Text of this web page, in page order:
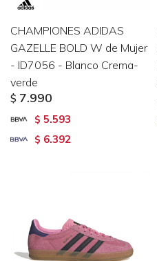
CHAMPIONES ADIDAS
GAZELLE BOLD W de Mujer
- ID7056 - Blanco Crema-
verde
$ 7.990
$ 5.593
$ 6.392